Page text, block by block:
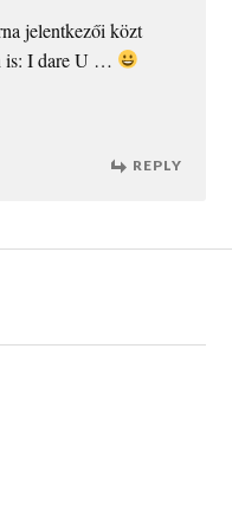
jelentkezői közt
is: I dare U …
REPLY